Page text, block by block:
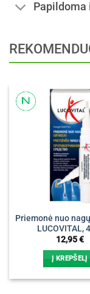
Priemonė nuo
LUCOVITAL,
12,95€
Į KREPŠELĮ